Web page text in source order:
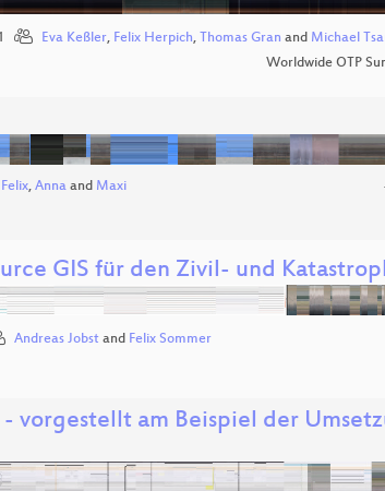
Eva Keßler, Felix Herpich, Thomas Gran and Michael
Worldwide OTP
Felix, Anna and Maxi
GIS für den Zivil- und
Andreas Jobstand Felix Sommer
vorgestellt am Beispiel der